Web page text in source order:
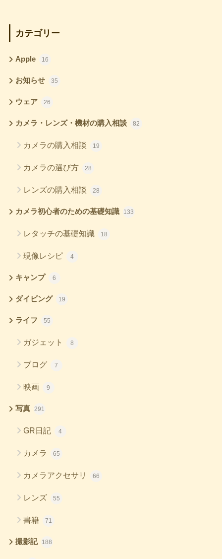
カテゴリー
Apple 16
お知らせ 35
ウェア 26
カメラ・レンズ・機材の購入相談 82
カメラの購入相談 19
カメラの選び方 28
レンズの購入相談 28
カメラ初心者のための基礎知識 133
レタッチの基礎知識 18
現像レシピ 4
キャンプ 6
ダイビング 19
ライフ 55
ガジェット 8
ブログ 7
映画 9
写真 291
GR日記 4
カメラ 65
カメラアクセサリ 66
レンズ 55
書籍 71
撮影記 188